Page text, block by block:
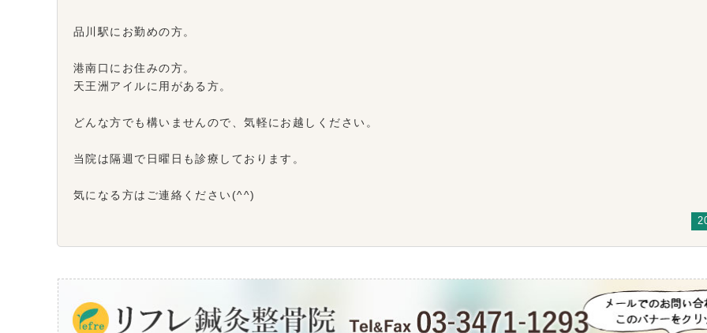
品川駅にお勤めの方。
港南口にお住みの方。
天王洲アイルに用がある方。
どんな方でも構いませんので、気軽にお越しください。
当院は隔週で日曜日も診療しております。
気になる方はご連絡ください(^^)